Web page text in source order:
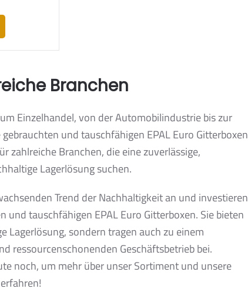
Branchen
Einzelhandel, von der Automobilindustrie bis zur
und tauschfähigen EPAL Euro Gitterboxen
zahlreiche Branchen, die eine zuverlässige,
Lagerlösung suchen.
Trend der Nachhaltigkeit an und investieren
und tauschfähigen EPAL Euro Gitterboxen. Sie bieten
Lagerlösung, sondern tragen auch zu einem
ressourcenschonenden Geschäftsbetrieb bei.
noch, um mehr über unser Sortiment und unsere